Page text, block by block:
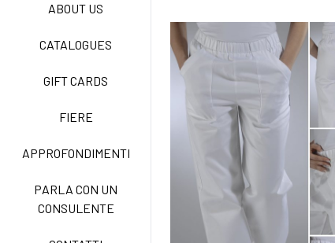
ABOUT US
CATALOGUES
GIFT CARDS
FIERE
APPROFONDIMENTI
PARLA CON UN
CONSULENTE
NEW LIFE NO STIRO
TECNOSTRETCH EASY